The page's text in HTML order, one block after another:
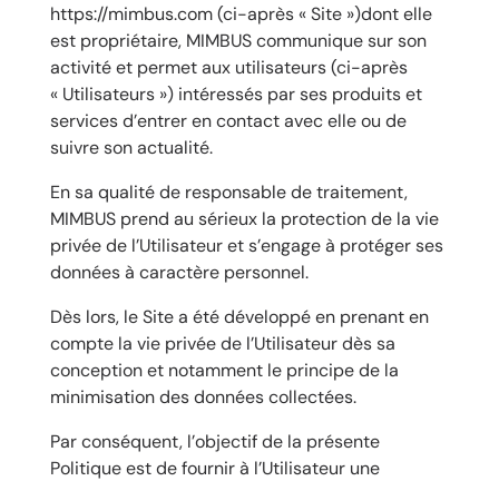
https://mimbus.com(ci-après « Site »)dont elle
est propriétaire, MIMBUS communique sur son
activité et permet aux utilisateurs (ci-après
« Utilisateurs ») intéressés par ses produits et
services d’entrer en contact avec elle ou de
suivre son actualité.
En sa qualité de responsable de traitement,
MIMBUS prend au sérieux la protection de la vie
privée de l’Utilisateur et s’engage à protéger ses
données à caractère personnel.
Dès lors, le Site a été développé en prenant en
compte la vie privée de l’Utilisateur dès sa
conception et notamment le principe de la
minimisation des données collectées.
Par conséquent, l’objectif de la présente
Politique est de fournir à l’Utilisateur une